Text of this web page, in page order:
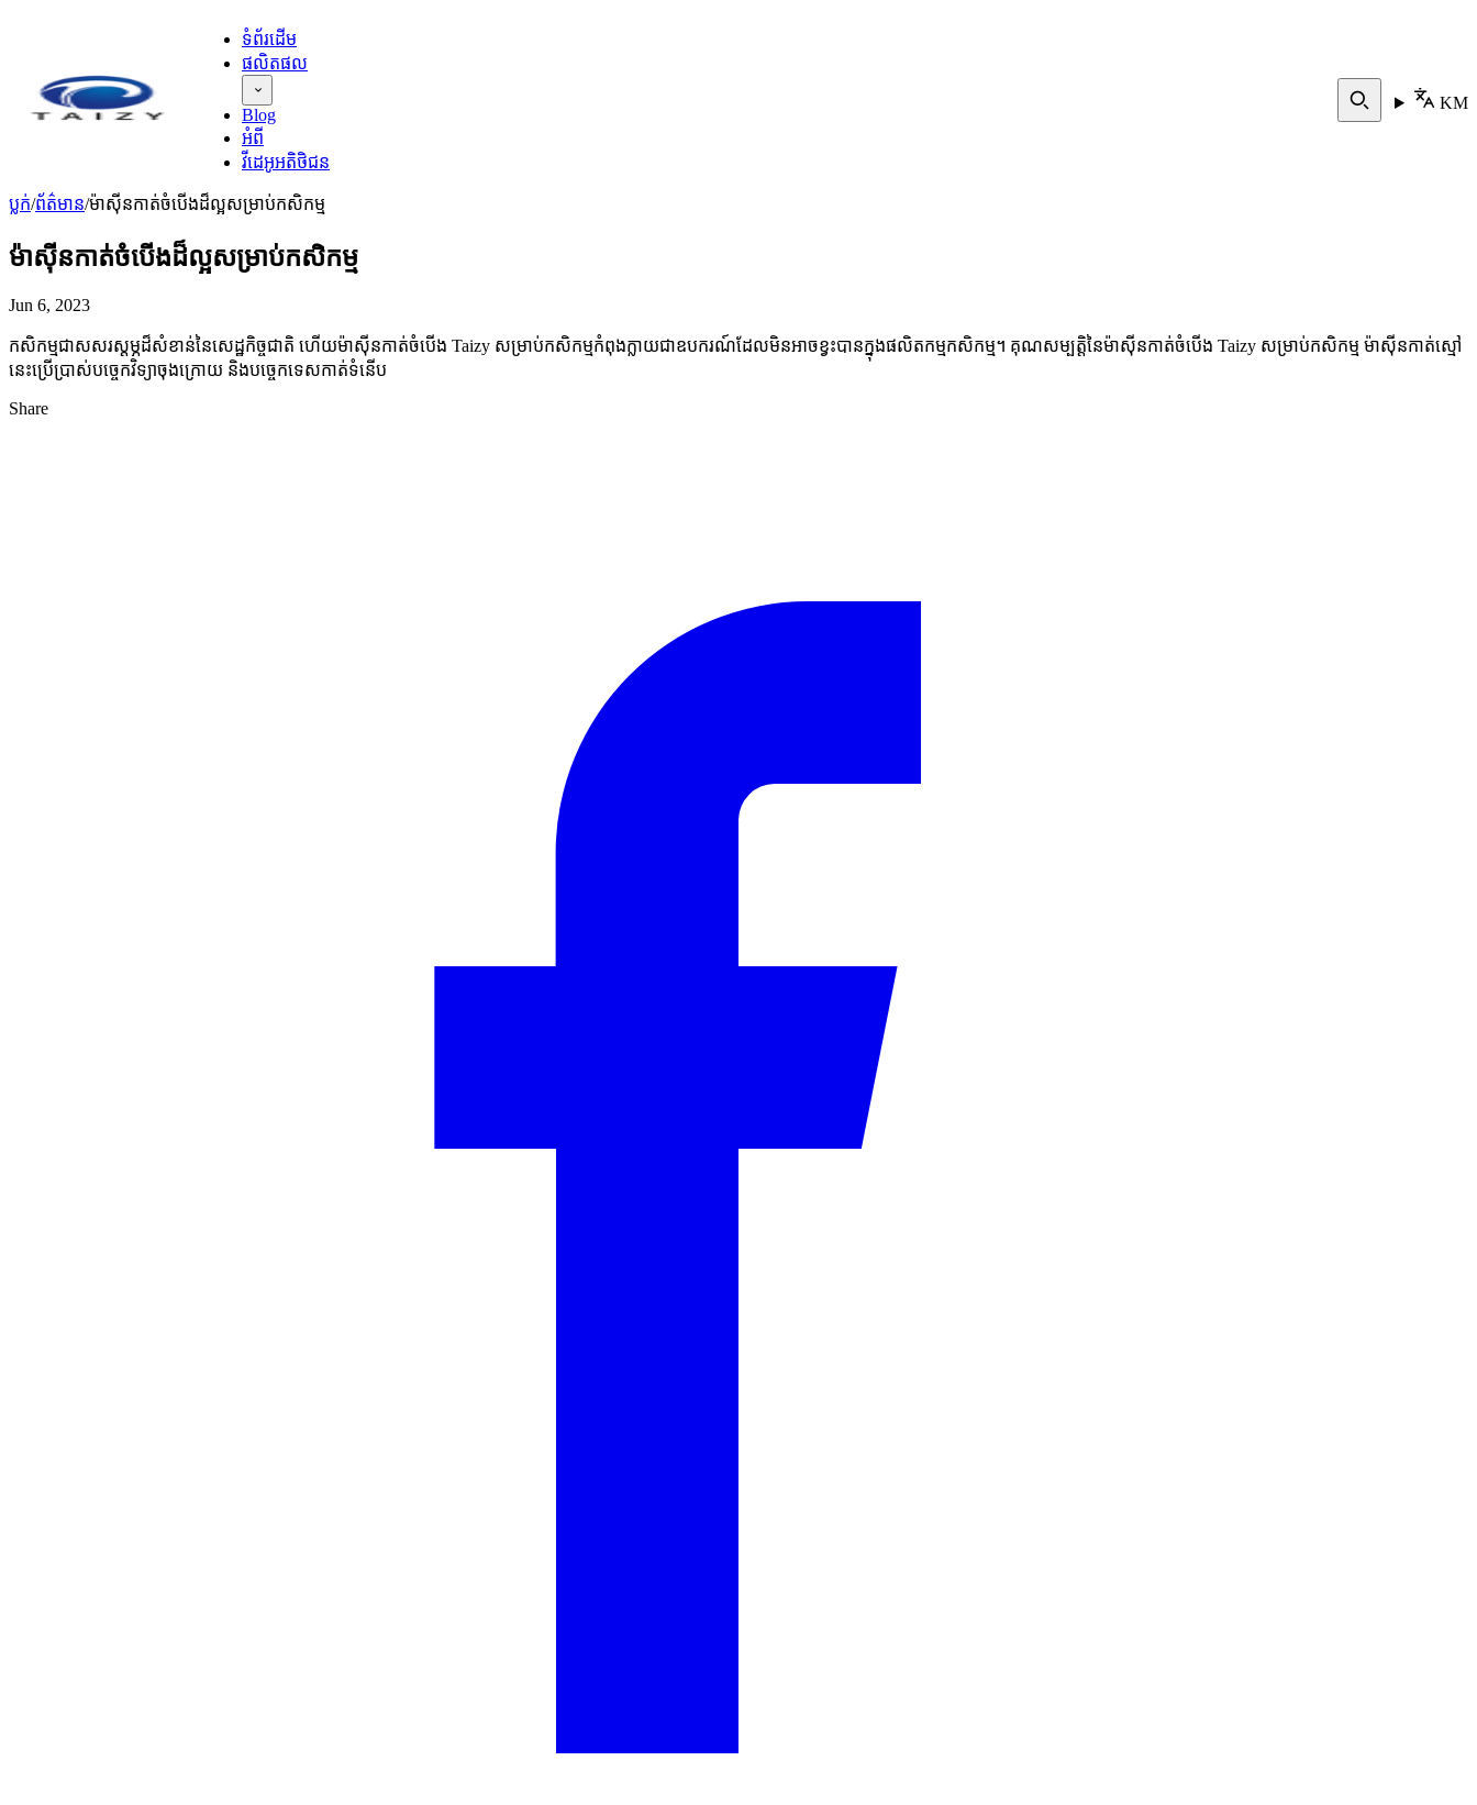
ទំព័រដើម
ផលិតផល
Blog
អំពី
វីដេអូអតិថិជន
KM
ប្លក់/ព័ត៌មាន/ម៉ាស៊ីនកាត់ចំបើងដ៏ល្អសម្រាប់កសិកម្ម
ម៉ាស៊ីនកាត់ចំបើងដ៏ល្អសម្រាប់កសិកម្ម
Jun 6, 2023
កសិកម្មជាសសរស្តម្ភដ៏សំខាន់នៃសេដ្ឋកិច្ចជាតិ ហើយម៉ាស៊ីនកាត់ចំបើង Taizy សម្រាប់កសិកម្មកំពុងក្លាយជាឧបករណ៍ដែលមិនអាចខ្វះបានក្នុងផលិតកម្មកសិកម្ម។ គុណសម្បត្តិនៃម៉ាស៊ីនកាត់ចំបើង Taizy សម្រាប់កសិកម្ម ម៉ាស៊ីនកាត់ស្មៅ
នេះប្រើប្រាស់បច្ចេកវិទ្យាចុងក្រោយ និងបច្ចេកទេសកាត់ទំនើប
Share